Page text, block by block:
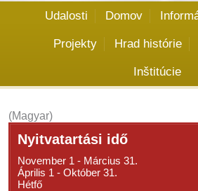
Udalosti Domov
Projekty Hrad histórie
Inštitúcie
(Magyar)
Nyitvatartási idő
November 1 - Március 31.
Április 1 - Október 31.
Hétfő